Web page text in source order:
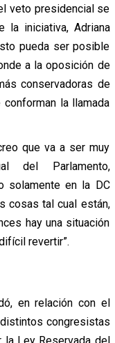
veto presidencial se
la iniciativa, Adriana
pueda ser posible
a la oposición de
conservadoras de
la llamada
que va a ser muy
del Parlamento,
solamente en la DC
cosas tal cual están,
hay una situación
revertir”.
en relación con el
congresistas
la Ley Reservada del